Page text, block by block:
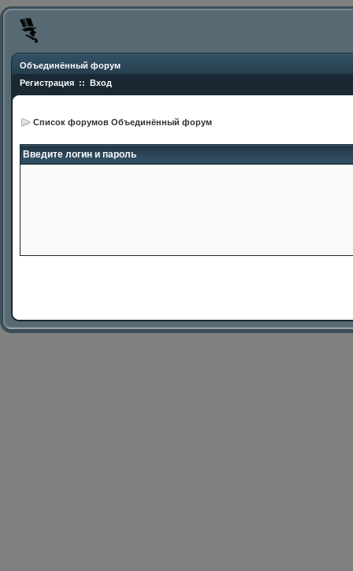
Объединённый форум
Регистрация :: Вход
Список форумов Объединённый форум
Введите логин и пароль